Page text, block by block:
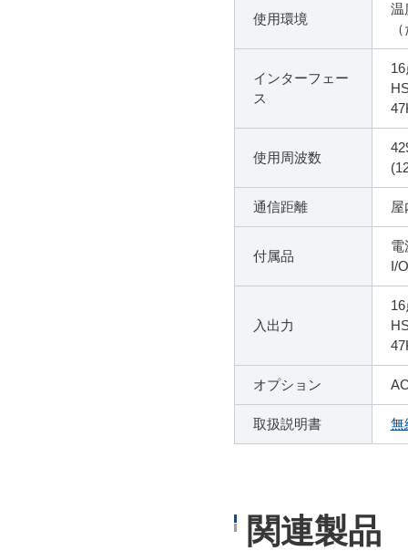
使用環境
温
インターフェー
ス
使用周波数
通信距離
付属品
電
I/
入出力
オプション
取扱説明書 無
関連製品